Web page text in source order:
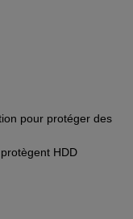
pour protéger des
HDD